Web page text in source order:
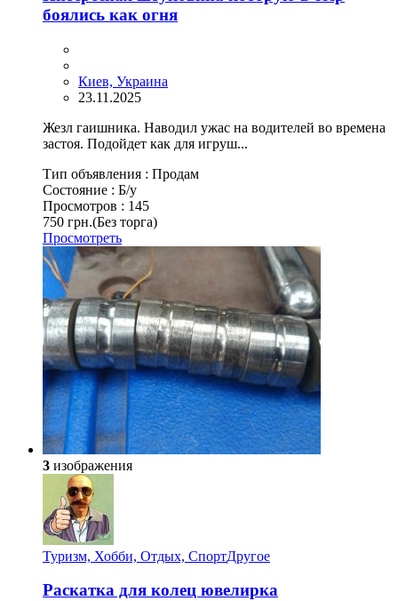
боялись как огня
Киев, Украина
23.11.2025
Жезл гаишника. Наводил ужас на водителей во времена
застоя. Подойдет как для игруш...
Тип объявления : Продам
Состояние : Б/у
Просмотров : 145
750 грн.(Без торга)
Просмотреть
3 изображения
Туризм, Хобби, Отдых, СпортДругое
Раскатка для колец ювелирка